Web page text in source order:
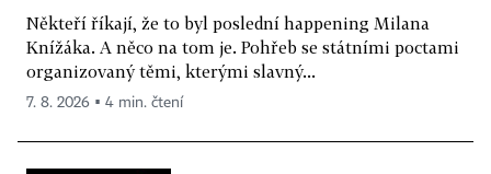
Někteří říkají, že to byl poslední happening Milana
Knížáka. A něco na tom je. Pohřeb se státními poctami
organizovaný těmi, kterými slavný...
7. 8. 2026 ▪ 4 min. čtení